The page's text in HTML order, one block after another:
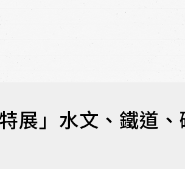
展」水文、鐵道